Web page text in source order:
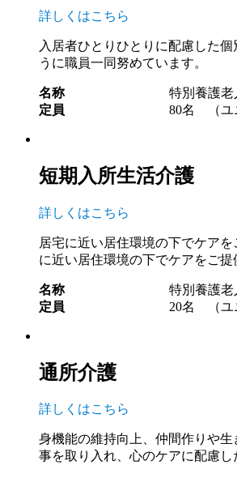
詳しくはこちら
入居者ひとりひとりに配慮した
うに職員一同努めています。
名称
特別養護
定員
80名 （ユ
短期入所生活介護
詳しくはこちら
居宅に近い居住環境の下でケア
に近い居住環境の下でケアをご提
名称
特別養護
定員
20名 （ユ
通所介護
詳しくはこちら
身機能の維持向上、仲間作りや
事を取り入れ、心のケアに配慮し